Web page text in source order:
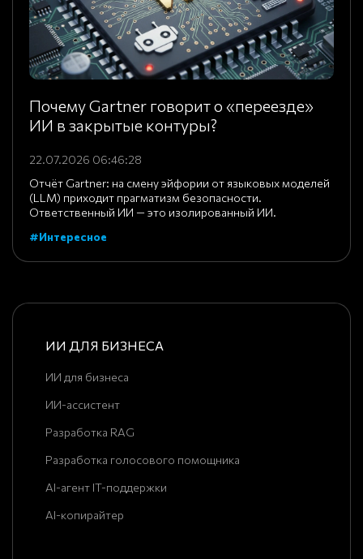
Почему Gartner говорит о «переезде»
ИИ в закрытые контуры?
22.07.2026 06:46:28
Отчёт Gartner: на смену эйфории от языковых моделей
(LLM) приходит прагматизм безопасности.
Ответственный ИИ — это изолированный ИИ.
#Интересное
ИИ ДЛЯ БИЗНЕСА
ИИ для бизнеса
ИИ-ассистент
Разработка RAG
Разработка голосового помощника
AI-агент IT-поддержки
AI-копирайтер